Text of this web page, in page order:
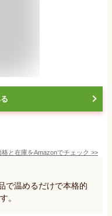
格と在庫をAmazonでチェック >>
で温めるだけで本格的
。